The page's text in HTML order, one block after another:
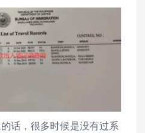
话，很多时候是没有过系